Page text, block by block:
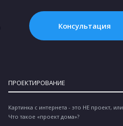
Консультация
ПРОЕКТИРОВАНИЕ
Картинка с интернета - это НЕ проект, или
Что такое «проект дома»?